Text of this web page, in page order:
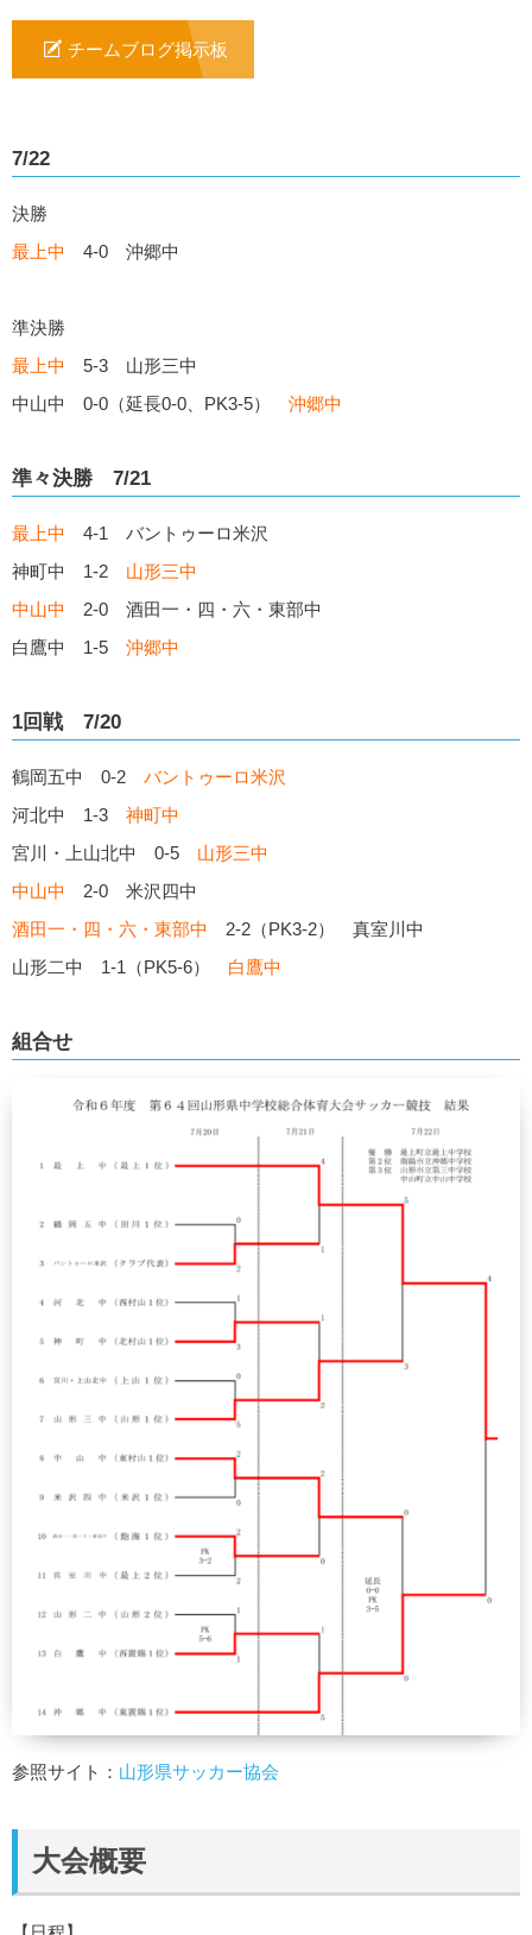
チームブログ掲示板
7/22
決勝
最上中
4-0 沖郷中
準決勝
最上中
5-3 山形三中
中山中 0-0（延長0-0、PK3-5） 沖郷中
準々決勝 7/21
最上中
4-1 バントゥーロ米沢
神町中 1-2 山形三中
中山中
2-0 酒田一・四・六・東部中
白鷹中 1-5 沖郷中
1回戦 7/20
鶴岡五中 0-2 バントゥーロ米沢
河北中 1-3 神町中
宮川・上山北中 0-5 山形三中
中山中
2-0 米沢四中
酒田一・四・六・東部中
2-2（PK3-2） 真室川中
山形二中 1-1（PK5-6） 白鷹中
組合せ
参照サイト： 山形県サッカー協会
大会概要